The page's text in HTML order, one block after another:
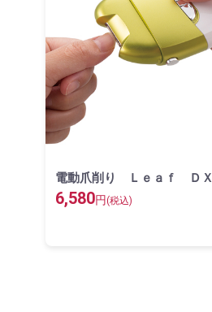
電動爪削り Ｌｅａｆ ＤＸ
6,580円(税込)